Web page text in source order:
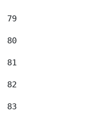
79
80
81
82
83